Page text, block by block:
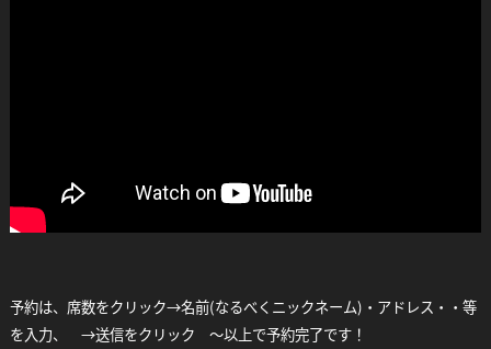
予約は、席数をクリック→名前(なるべくニックネーム)・アドレス・・等
を入力、 →送信をクリック ～以上で予約完了です！